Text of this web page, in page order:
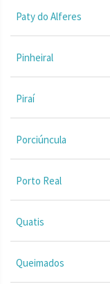
Paty do Alferes
Pinheiral
Piraí
Porciúncula
Porto Real
Quatis
Queimados